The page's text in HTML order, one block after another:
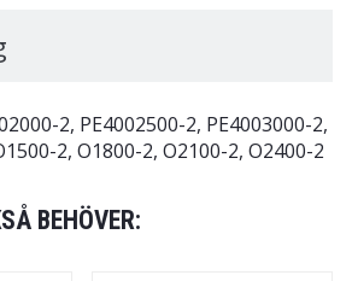
2, PE4002500-2, PE4003000-2,
2, O1800-2, O2100-2, O2400-2
BEHÖVER: